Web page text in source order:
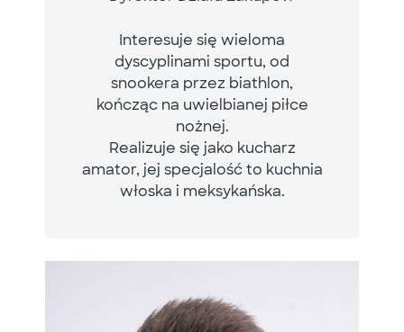
Interesuje się wieloma
dyscyplinami sportu, od
snookera przez biathlon,
kończąc na uwielbianej piłce
nożnej.
Realizuje się jako kucharz
amator, jej specjalość to kuchnia
włoska i meksykańska.